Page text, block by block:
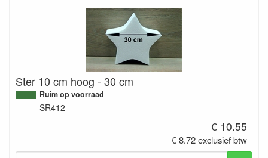
Ster 10 cm hoog - 30 cm
Ruim op voorraad
SR412
€ 10.55
€ 8.72 exclusief btw